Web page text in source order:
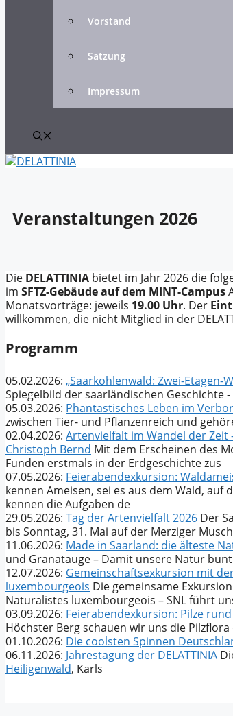
Vorstand
Satzung
Impressum
Veranstaltungen 2026
Die DELATTINIA bietet im Jahr 2026 die
im SFTZ-Gebäude auf dem MINT-Campus
Monatsvorträge: jeweils 19.00 Uhr. Der
willkommen, die nicht Mitglied in der
Programm
05.02.2026: „Saarkohlenwald: Zwei-Etagen-
Spiegelbild der saarländischen Geschichte
05.03.2026: Phantastisches Leben im
zwischen Tier- und Pflanzenreich und
02.04.2026: Artenvielfalt im Wandel der
Christoph Bernd Mit dem Erscheinen des
Funden erstmals in der Erdgeschichte zus
07.05.2026: Feierabendexkursion:
kennen Ameisen, sei es aus dem Wald,
kennen die Aufgaben de
29.05.2026: Tag der Artenvielfalt 2026 Der
bis Sonntag, 31. Mai auf der Merziger
11.06.2026: Made in Saarland: die älteste
und Granatauge – Damit unsere Natur
12.07.2026: Gemeinschaftsexkursion mit
luxembourgeois Die gemeinsame
Naturalistes luxembourgeois – SNL führt
03.09.2026: Feierabendexkursion: Pilze
Höchster Berg schauen wir uns die
01.10.2026: Die coolsten Spinnen
06.11.2026: Jahrestagung der DELATTINIA
Heiligenwald, Karls